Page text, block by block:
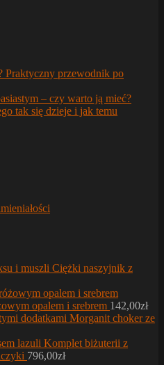
Praktyczny przewodnik po
– czy warto ją mieć?
tak się dzieje i jak temu
Ciężki naszyjnik z
opalem i srebrem 142,00zł
Morganit choker ze
Komplet biżuterii z
796,00zł